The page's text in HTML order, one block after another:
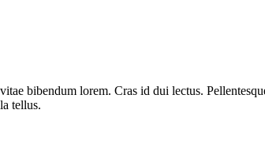
bibendum lorem. Cras id dui lectus.
tellus.